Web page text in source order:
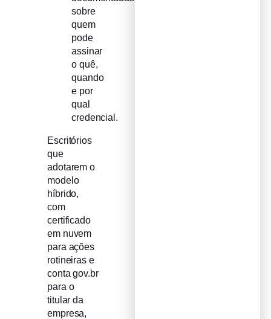
sobre
quem
pode
assinar
o quê,
quando
e por
qual
credencial.
Escritórios
que
adotarem o
modelo
híbrido,
com
certificado
em nuvem
para ações
rotineiras e
conta gov.br
para o
titular da
empresa,